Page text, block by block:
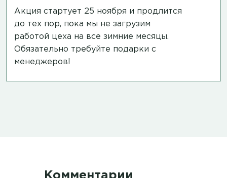
Акция стартует 25 ноября и продлится
до тех пор, пока мы не загрузим
работой цеха на все зимние месяцы.
Обязательно требуйте подарки с
менеджеров!
Комментарии